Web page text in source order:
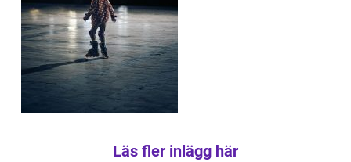
Läs fler inlägg här